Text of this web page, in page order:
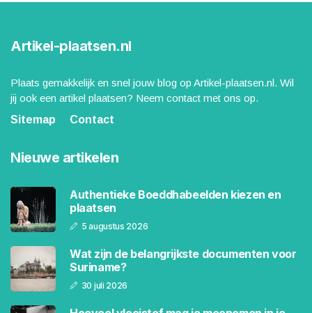
Artikel-plaatsen.nl
Plaats gemakkelijk en snel jouw blog op Artikel-plaatsen.nl. Wil
jij ook een artikel plaatsen? Neem contact met ons op.
Sitemap
Contact
Nieuwe artikelen
Authentieke Boeddhabeelden kiezen en
plaatsen
5 augustus 2026
Wat zijn de belangrijkste documenten voor
Suriname?
30 juli 2026